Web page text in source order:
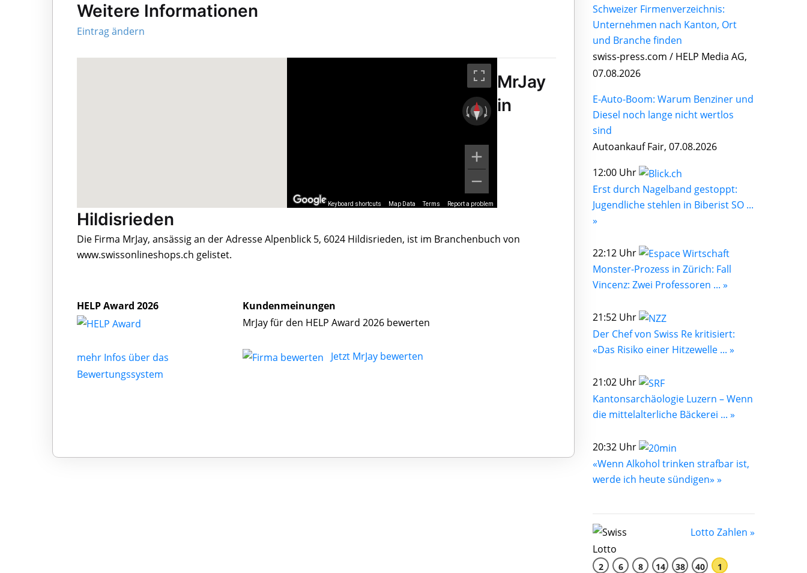
Weitere Informationen
Eintrag ändern
Keyboard shortcuts Map Data Terms Report a problem
MrJay
in
Hildisrieden
Die Firma MrJay, ansässig an der Adresse Alpenblick 5, 6024 Hildisrieden, ist im Branchenbuch von
www.swissonlineshops.ch gelistet.
HELP Award 2026
mehr Infos über das
Bewertungssystem
Kundenmeinungen
MrJay für den HELP Award 2026 bewerten
Jetzt MrJay bewerten
Schweizer Firmenverzeichnis:
Unternehmen nach Kanton, Ort
und Branche finden
swiss-press.com / HELP Media AG,
07.08.2026
E-Auto-Boom: Warum Benziner und
Diesel noch lange nicht wertlos
sind
Autoankauf Fair, 07.08.2026
12:00 Uhr
Erst durch Nagelband gestoppt:
Jugendliche stehlen in Biberist SO ...
»
22:12 Uhr
Monster-Prozess in Zürich: Fall
Vincenz: Zwei Professoren ... »
21:52 Uhr
Der Chef von Swiss Re kritisiert:
«Das Risiko einer Hitzewelle ... »
21:02 Uhr
Kantonsarchäologie Luzern – Wenn
die mittelalterliche Bäckerei ... »
20:32 Uhr
«Wenn Alkohol trinken strafbar ist,
werde ich heute sündigen» »
Lotto Zahlen »
2 6 8 14 38 40 1